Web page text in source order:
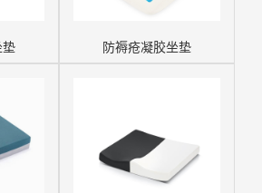
垫 防褥疮凝胶坐垫